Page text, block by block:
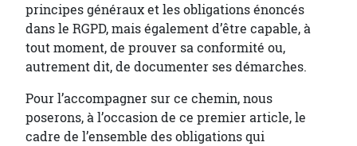
principes généraux et les obligations énoncés
dans le RGPD, mais également d’être capable, à
tout moment, de prouver sa conformité ou,
autrement dit, de documenter ses démarches.
Pour l’accompagner sur ce chemin, nous
poserons, à l’occasion de ce premier article, le
cadre de l’ensemble des obligations qui